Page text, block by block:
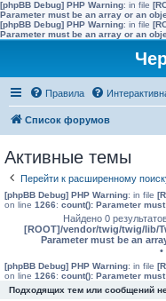
[phpBB Debug] PHP Warning: in file
Parameter must be an array or an
[phpBB Debug] PHP Warning: in file
Parameter must be an array or an
Правила
Список форумов
Активные темы
Перейти к расширенному
[phpBB Debug] PHP Warning: in file
on line 1266: count(): Parameter
Найдено 0
[ROOT]/vendor/twig/twig/lib/
Parameter must be an
[phpBB Debug] PHP Warning: in file
on line 1266: count(): Parameter
Подходящих тем или сообщений